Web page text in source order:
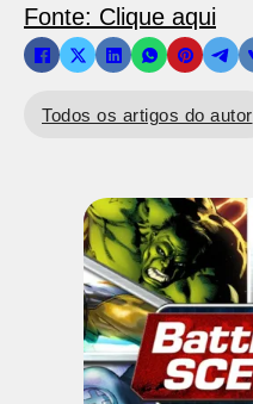
Fonte: Clique aqui
Todos os artigos do autor